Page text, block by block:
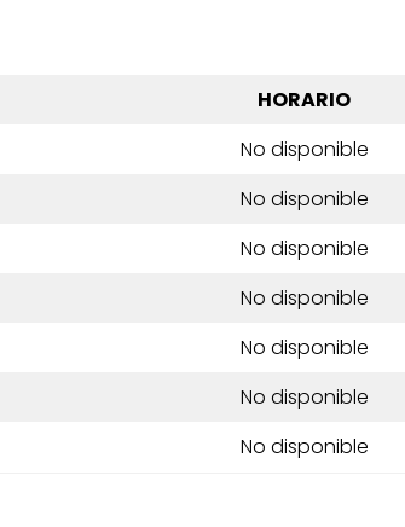
HORARIO
No disponible
No disponible
No disponible
No disponible
No disponible
No disponible
No disponible